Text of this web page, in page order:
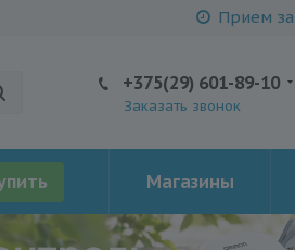
Прием
+375(29) 601-89-10
Заказать звонок
Магазины